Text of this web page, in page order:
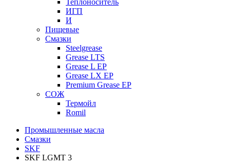
Теплоноситель
ИГП
И
Пищевые
Смазки
Steelgrease
Grease LTS
Grease L EP
Grease LX EP
Premium Grease EP
СОЖ
Термойл
Romil
Промышленные масла
Смазки
SKF
SKF LGMT 3